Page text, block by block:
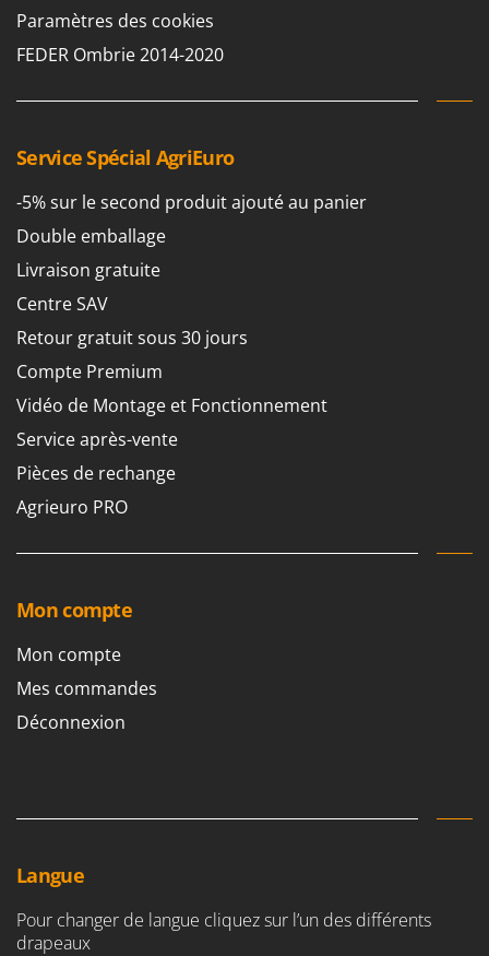
Paramètres des cookies
FEDER Ombrie 2014-2020
Service Spécial AgriEuro
-5% sur le second produit ajouté au panier
Double emballage
Livraison gratuite
Centre SAV
Retour gratuit sous 30 jours
Compte Premium
Vidéo de Montage et Fonctionnement
Service après-vente
Pièces de rechange
Agrieuro PRO
Mon compte
Mon compte
Mes commandes
Déconnexion
Langue
Pour changer de langue cliquez sur l’un des différents
drapeaux